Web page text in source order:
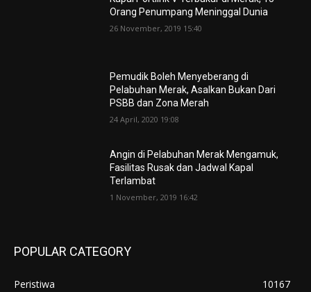
Orang Penumpang Meninggal Dunia
26 November, 2019 15:40
Pemudik Boleh Menyeberang di
Pelabuhan Merak, Asalkan Bukan Dari
PSBB dan Zona Merah
24 April, 2020 19:08
Angin di Pelabuhan Merak Mengamuk,
Fasilitas Rusak dan Jadwal Kapal
Terlambat
1 November, 2019 16:42
POPULAR CATEGORY
Peristiwa
10167